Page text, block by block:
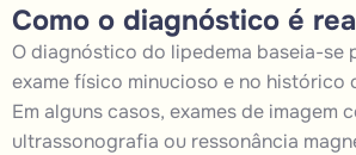
Como o diagnóstico é
O diagnóstico do lipedema baseia-se
exame físico minucioso e no histórico
Em alguns casos, exames de imagem
ultrassonografia ou ressonância